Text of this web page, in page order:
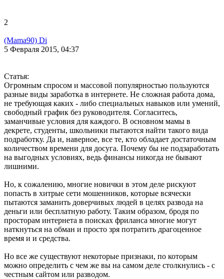
2
(Mama90) Di
5 Февраля 2015, 04:37
Статья:
Огромным спросом и массовой популярностью пользуются
разные виды заработка в интернете. Не сложная работа дома,
не требующая каких - либо специальных навыков или умений,
свободный график без руководителя. Согласитесь,
заманчивые условия для каждого. В основном мамы в
декрете, студенты, школьники пытаются найти такого вида
подработку. Да и, наверное, все те, кто обладает достаточным
количеством времени для досуга. Почему бы не подзаработать
на выгодных условиях, ведь финансы никогда не бывают
лишними.
Но, к сожалению, многие новички в этом деле рискуют
попасть в хитрые сети мошенников, которые всячески
пытаются заманить доверчивых людей в целях развода на
деньги или бесплатную работу. Таким образом, бродя по
просторам интернета в поисках фриланса многие могут
наткнуться на обман и просто зря потратить драгоценное
время и и средства.
Но все же существуют некоторые признаки, по которым
можно определить с чем же вы на самом деле столкнулись - с
честным сайтом или разводом.